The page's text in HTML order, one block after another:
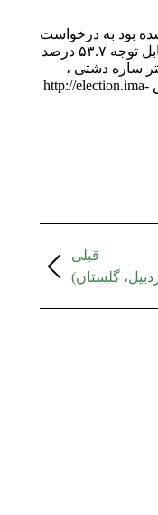
۱۹ اردیبهشت ماه ۱۳۹۸ برای اولین بار به صورت الکترونیک برگزار شد . این انتخابات که در تاریخ ۱۹ اردیبهشت ماه سال ۱۳۹۸ آغاز شده بود به درخواست
کمیته انتخابات با تمدید در ساعت ۲۳:۴۵ روز ۲۳ اردیبهشت خاتمه یافت . از مجموع ۱۰۶۹ نفر عضو ثبت نام شده ۵۷۴ نفر در انتخابات شرکت کردند که امار مشارکت را به رقم قابل توجه ۵۳.۷ درصد
ساره دشتی ،
دکتر پیمانه شکراللهی، لیلا هادیپور جهرمی ، دکتر فرح بابایی . همچنین خانم فرحناز محمدی سعادت به عنوان بازرس انجمن انتخاب شدند. اطلاعات اماری این انتخابات را در ادرس http://election.ima-
قبلی
گلستان)